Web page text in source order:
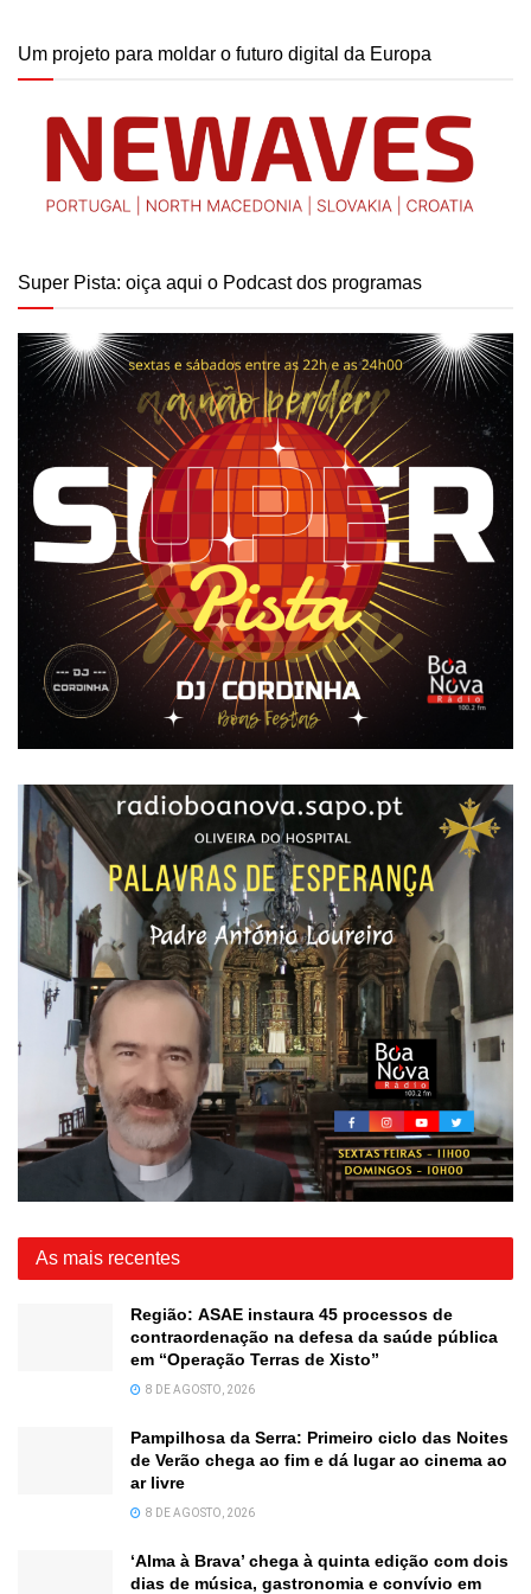
Um projeto para moldar o futuro digital da Europa
Super Pista: oiça aqui o Podcast dos programas
As mais recentes
Região: ASAE instaura 45 processos de
contraordenação na defesa da saúde pública
em “Operação Terras de Xisto”
8 DE AGOSTO, 2026
Pampilhosa da Serra: Primeiro ciclo das Noites
de Verão chega ao fim e dá lugar ao cinema ao
ar livre
8 DE AGOSTO, 2026
‘Alma à Brava’ chega à quinta edição com dois
dias de música, gastronomia e convívio em